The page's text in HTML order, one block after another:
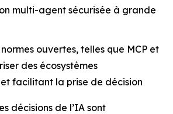
multi-agent sécurisée à grande
ouvertes, telles que MCP et
des écosystèmes
facilitant la prise de décision
décisions de l’IA sont